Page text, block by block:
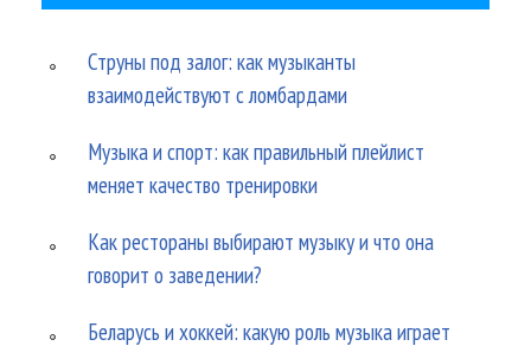
Струны под залог: как музыканты
взаимодействуют с ломбардами
Музыка и спорт: как правильный плейлист
меняет качество тренировки
Как рестораны выбирают музыку и что она
говорит о заведении?
Беларусь и хоккей: какую роль музыка играет